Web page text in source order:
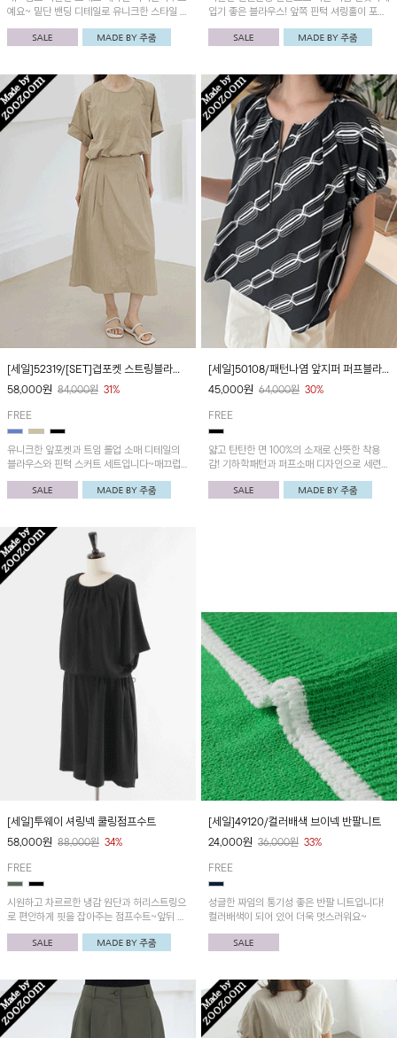
예요~ 밑단 밴딩 디테일로 유니크한 스타일 연
출이 가능해요! 밴딩 카고포켓 체크스커트와
세트로 입으시면 캐주얼한 무드를 완성할 수
입기 좋은 블라우스! 앞쪽 핀턱 셔링훌이 포인
트예요~
[세일]52319/[SET]겹포켓 스트링블라우
스&핀턱 스커트
58,000원 84,000원 31%
FREE
유니크한 앞포켓과 트임 롤업 소매 디테일의
블라우스와 핀턱 스커트 세트입니다~매끄럽
고 소프트한 소재로 기분 좋은 착용감!
[세일]50108/패턴나염 앞지퍼 퍼프블라
우스
45,000원 64,000원 30%
FREE
얇고 탄탄한 면 100%의 소재로 산뜻한 착용
감! 기하학패턴과 퍼프소매 디자인으로 세련된
포인트를 주었어요~
[세일]투웨이 셔링넥 쿨링점프수트
58,000원 88,000원 34%
FREE
시원하고 차르르한 냉감 원단과 허리스트링으
로 편안하게 핏을 잡아주는 점프수트~앞뒤 구
분 없이 투웨이로 착용 가능해 지퍼아노락과
셔링넥 두 가지 스타일로 입어보실 수 있어요!
[세일]49120/컬러배색 브이넥 반팔니트
24,000원 36,000원 33%
FREE
성글한 짜임의 통기성 좋은 반팔 니트입니다!
컬러배색이 되어 있어 더욱 멋스러워요~